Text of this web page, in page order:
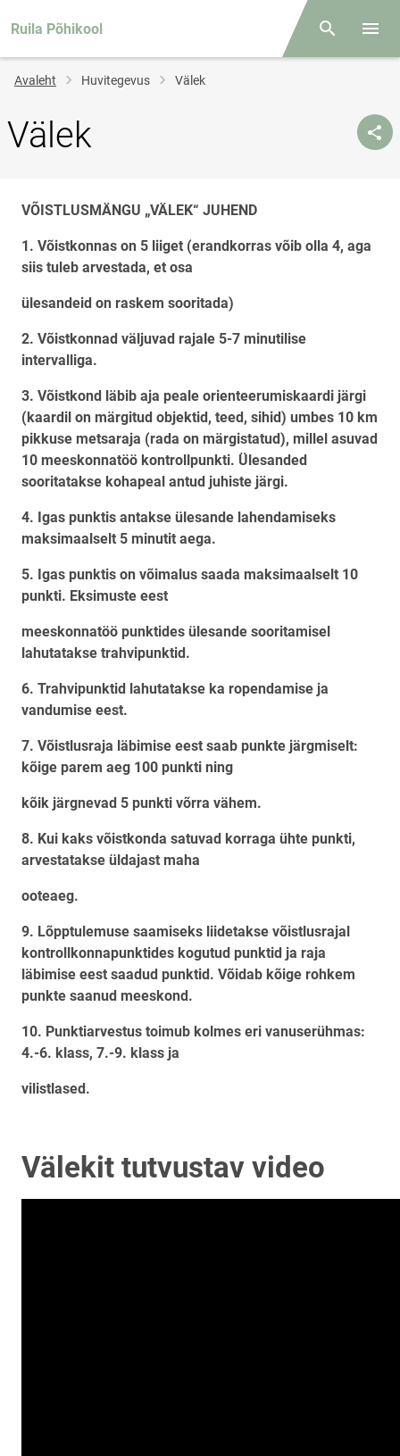
Ruila Põhikool Otsing
Jälglink
Avaleht Huvitegevus Välek
Välek
VÕISTLUSMÄNGU „VÄLEK“ JUHEND
1. Võistkonnas on 5 liiget (erandkorras võib olla 4, aga
siis tuleb arvestada, et osa
ülesandeid on raskem sooritada)
2. Võistkonnad väljuvad rajale 5-7 minutilise
intervalliga.
3. Võistkond läbib aja peale orienteerumiskaardi järgi
(kaardil on märgitud objektid, teed, sihid) umbes 10 km
pikkuse metsaraja (rada on märgistatud), millel asuvad
10 meeskonnatöö kontrollpunkti. Ülesanded
sooritatakse kohapeal antud juhiste järgi.
4. Igas punktis antakse ülesande lahendamiseks
maksimaalselt 5 minutit aega.
5. Igas punktis on võimalus saada maksimaalselt 10
punkti. Eksimuste eest
meeskonnatöö punktides ülesande sooritamisel
lahutatakse trahvipunktid.
6. Trahvipunktid lahutatakse ka ropendamise ja
vandumise eest.
7. Võistlusraja läbimise eest saab punkte järgmiselt:
kõige parem aeg 100 punkti ning
kõik järgnevad 5 punkti võrra vähem.
8. Kui kaks võistkonda satuvad korraga ühte punkti,
arvestatakse üldajast maha
ooteaeg.
9. Lõpptulemuse saamiseks liidetakse võistlusrajal
kontrollkonnapunktides kogutud punktid ja raja
läbimise eest saadud punktid. Võidab kõige rohkem
punkte saanud meeskond.
10. Punktiarvestus toimub kolmes eri vanuserühmas:
4.-6. klass, 7.-9. klass ja
vilistlased.
Välekit tutvustav video